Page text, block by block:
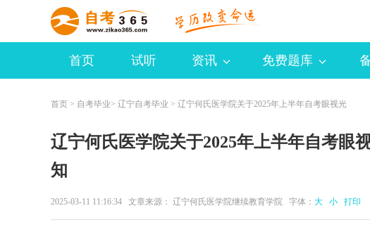
首页 试听 资讯 免费题库
首页 > 自考毕业> 辽宁自考毕业 > 辽宁何氏医学院关于2025年上半年自考眼视光
辽宁何氏医学院关于2025年上半年自考眼
知
2025-03-11 11:16:34 文章来源： 辽宁何氏医学院继续教育学院 字体： 大 小 打印